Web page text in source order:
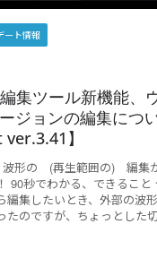
ート情報
編集ツール新機能、
ジョンの編集につ
】
波形の (再生範囲の) 編集
90秒でわかる、できること
編集したいとき、外部の波
たのですが、ちょっとした切